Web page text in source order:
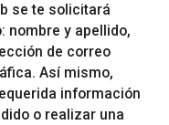
se te solicitará
nombre y apellido,
de correo
Así mismo,
información
o realizar una